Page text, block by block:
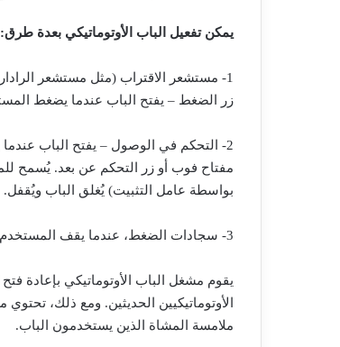
يمكن تفعيل الباب الأوتوماتيكي بعدة طرق:
1- مستشعر الاقتراب (مثل مستشعر الرادار) – يفتح الباب عندما يقترب المستخدم منه.
زر الضغط – يفتح الباب عندما يضغط
2- التحكم في الوصول – يفتح الباب
مفتاح فوب أو زر التحكم عن بعد. يُسمح
بواسطة عامل التثبيت) يُغلق الباب ويُقفل.
3- سجادات الضغط، عندما يقف المستخدم على السجادة يفتح الباب.
يقوم مشغل الباب الأوتوماتيكي بإعادة
الأوتوماتيكيين الحديثين. ومع ذلك،
ملامسة المشاة الذين يستخدمون الباب.